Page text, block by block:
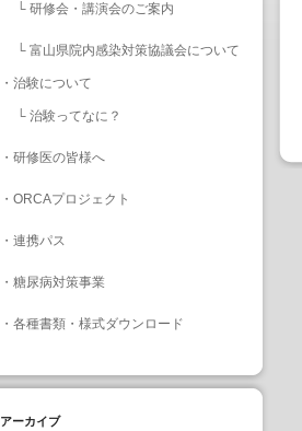
└ 研修会・講演会のご案内
└ 富山県院内感染対策協議会について
・ 治験について
└ 治験ってなに？
・ 研修医の皆様へ
・ ORCAプロジェクト
・ 連携パス
・ 糖尿病対策事業
・ 各種書類・様式ダウンロード
アーカイブ